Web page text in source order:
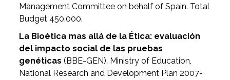
Management Committee on behalf of Spain. Total
Budget 450.000.
La Bioética mas allá de la Ética: evaluación
del impacto social de las pruebas
genéticas (BBE-GEN). Ministry of Education,
National Research and Development Plan 2007-